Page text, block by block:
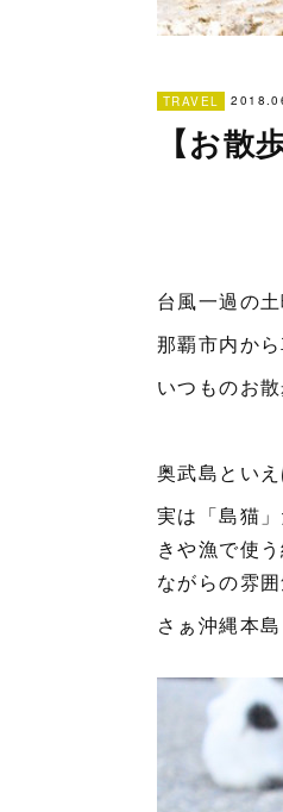
TRAVEL
【お
台風一過の
那覇市内か
いつものお
奥武島とい
実は「島猫
きや漁で使
ながらの雰
さぁ沖縄本